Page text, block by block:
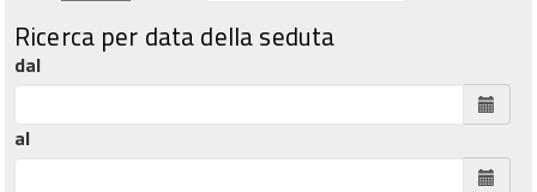
Ricerca per data della seduta
dal
al